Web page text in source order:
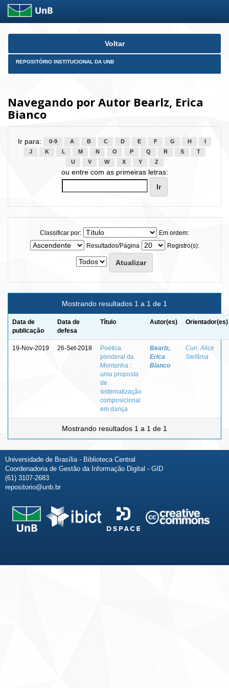
Skip
Voltar
REPOSITÓRIO INSTITUCIONAL DA UNB
Navegando por Autor Bearlz, Erica
Bianco
Ir para: 0-9 A B C D E F G H
J
K L M N O P Q R S
T
U
V W X Y Z
ou entre com as primeiras letras:
Classificar por:
Em ordem:
Resultados/Página
Registro(s):
Mostrando resultados 1 a 1 de 1
Data de
publicação
Data de
defesa
Título Autor(es) Orientador(es)
19-Nov-2019 26-Set-2018
Poética
ponderal da
Montanha :
uma proposta
de
sistematização
composicional
em dança
Bearlz,
Erica
Bianco
Curi, Alice
Stefânia
Mostrando resultados 1 a 1 de 1
Universidade de Brasília - Biblioteca Central
Coordenadoria de Gestão da Informação Digital - GID
(61) 3107-2683
repositorio@unb.br